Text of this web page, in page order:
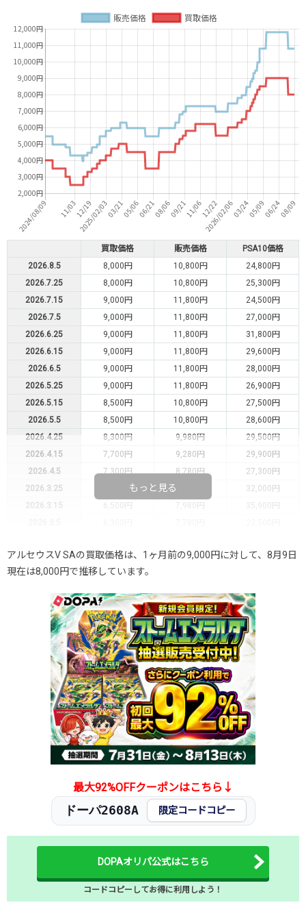
買取価格 販売価格
PSA10価格
2026.8.5
8,000円 10,800円
24,800円
2026.7.25
8,000円 10,800円
25,300円
2026.7.15
9,000円 11,800円
24,500円
2026.7.5
9,000円 11,800円
27,000円
2026.6.25
9,000円 11,800円
31,800円
2026.6.15
9,000円 11,800円
29,600円
2026.6.5
9,000円 11,800円
28,000円
2026.5.25
9,000円 11,800円
26,900円
2026.5.15
8,500円 10,800円
27,500円
2026.5.5
8,500円 10,800円
28,600円
2026.4.25
8,300円 9,980円
29,500円
2026.4.15
7,700円 9,280円
29,900円
2026.4.5
7,300円 8,780円
27,300円
2026.3.25
7,000円
32,000円
2026.3.15
6,500円 7,980円
35,900円
2026.2.15
6,000円 7,480円
17,000円
2026.2.5
6,000円
2026.1.15
5,500円 6,980円
16,100円
2026.1.5
5,500円 6,980円
13,000円
2025.12.25
5,500円 6,980円
14,800円
2025.12.15
6,200円 7,280円
14,500円
2025.12.5
6,200円 7,280円
14,400円
2025.11.25
6,200円 7,280円
14,500円
2025.11.15
6,200円 7,280円
14,500円
2025.11.5
6,200円 7,280円
15,300円
2025.10.25
6,200円 7,280円
15,500円
発売日初動
10,000円 -円
もっと見る
アルセウスV SAの買取価格は、1ヶ月前の9,000円に対して、8月9日
現在は8,000円で推移しています。
最大92%OFFクーポンはこちら↓
ドーパ2608A 限定コードコピー
DOPAオリパ公式はこちら
コードコピーしてお得に利用しよう！